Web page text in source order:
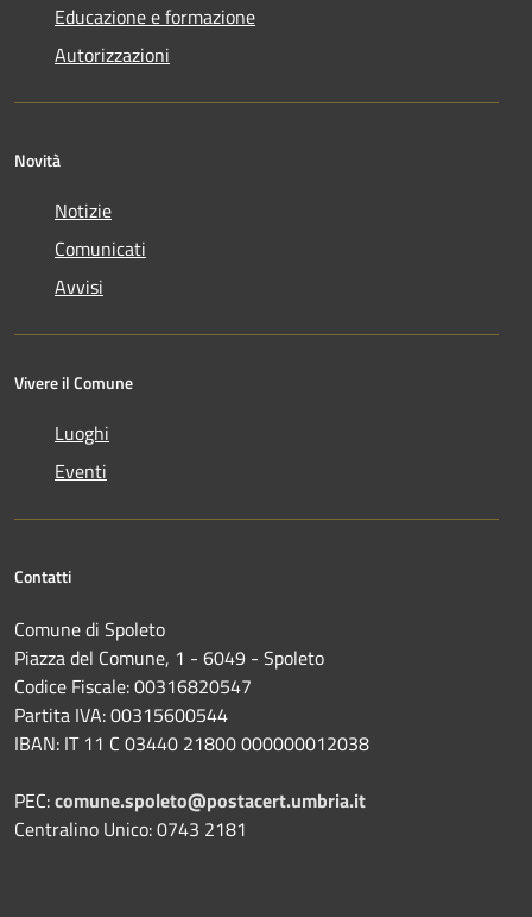
Educazione e formazione
Autorizzazioni
Novità
Notizie
Comunicati
Avvisi
Vivere il Comune
Luoghi
Eventi
Contatti
Comune di Spoleto
Piazza del Comune, 1 - 6049 - Spoleto
Codice Fiscale: 00316820547
Partita IVA: 00315600544
IBAN: IT 11 C 03440 21800 000000012038
PEC:comune.spoleto@postacert.umbria.it
Centralino Unico: 0743 2181